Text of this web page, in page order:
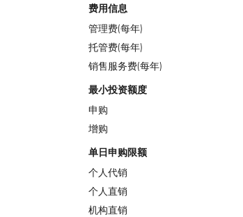
费用信息
管理费(每年)
托管费(每年)
销售服务费(每年)
最小投资额度
申购
增购
单日申购限额
个人代销
个人直销
机构直销